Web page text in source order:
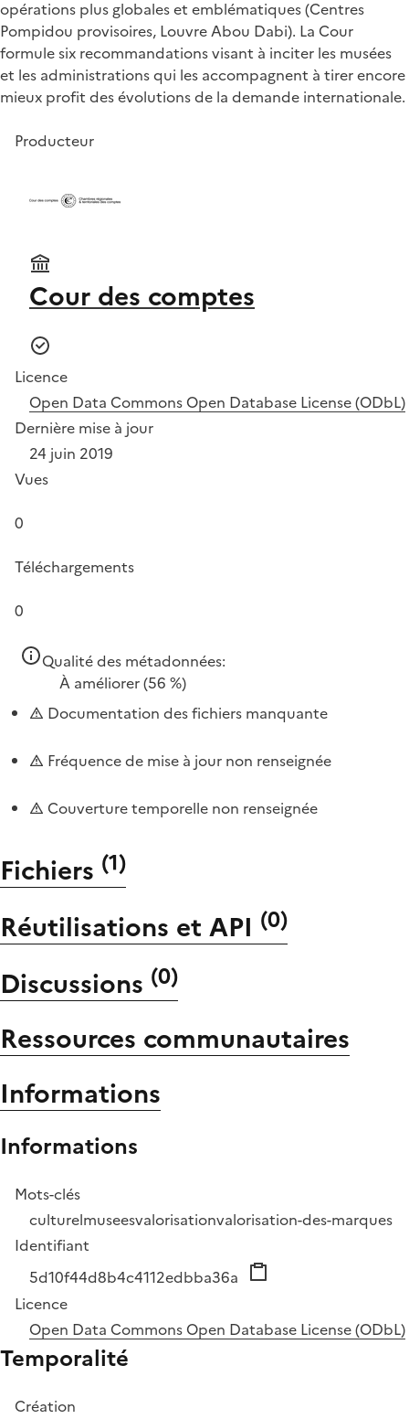
opérations plus globales et emblématiques (Centres
Pompidou provisoires, Louvre Abou Dabi). La Cour
formule six recommandations visant à inciter les musées
et les administrations qui les accompagnent à tirer encore
mieux profit des évolutions de la demande internationale.
Producteur
Cour des comptes
Licence
Open Data Commons Open Database License (ODbL)
Dernière mise à jour
24 juin 2019
Vues
0
Téléchargements
0
Qualité des métadonnées:
À améliorer(56 %)
Documentation des fichiers manquante
Fréquence de mise à jour non renseignée
Couverture temporelle non renseignée
Fichiers (1)
Réutilisations et API (0)
Discussions (0)
Ressources communautaires
Informations
Informations
Mots-clés
culturelmuseesvalorisationvalorisation-des-marques
Identifiant
5d10f44d8b4c4112edbba36a
Licence
Open Data Commons Open Database License (ODbL)
Temporalité
Création